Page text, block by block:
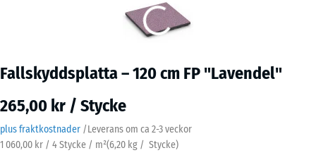
Fallskyddsplatta – 120 cm FP "Lavendel"
265,00 kr / Stycke
plus fraktkostnader /Leverans om ca 2-3 veckor
1 060,00 kr / 4 Stycke / m²(6,20 kg / Stycke)